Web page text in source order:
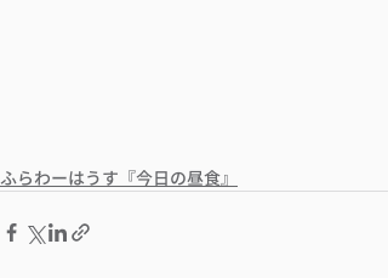
ふらわーはうす『今日の昼食』